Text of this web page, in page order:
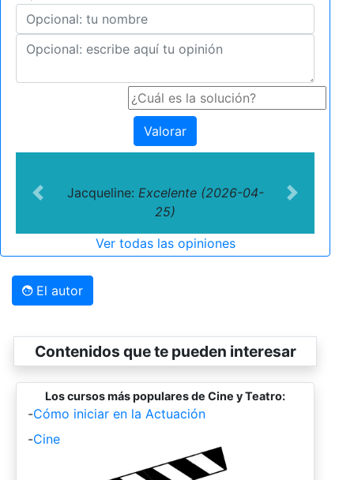
Valorar
Jacqueline: Excelente (2026-04-
25)
Previous Next
Ver todas las opiniones
El autor
Contenidos que te pueden interesar
Los cursos más populares de Cine y Teatro:
-Cómo iniciar en la Actuación
-Cine